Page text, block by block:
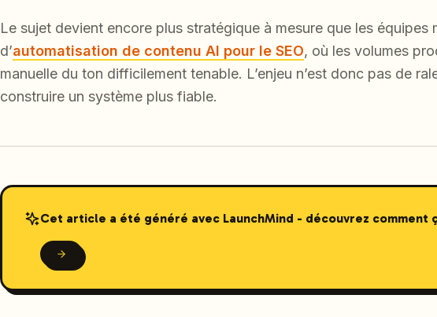
Le sujet devient encore plus stratégique à mesure que les
d’automatisation de contenu AI pour le SEO, où les volumes
manuelle du ton difficilement tenable. L’enjeu n’est donc pas de
construire un système plus fiable.
Cet article a été généré avec LaunchMind - découvrez comment